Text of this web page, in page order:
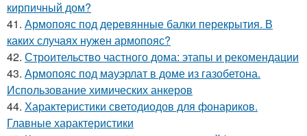
кирпичный дом?
41. Армопояс под деревянные балки перекрытия. В
каких случаях нужен армопояс?
42. Строительство частного дома: этапы и рекомендации
43. Армопояс под мауэрлат в доме из газобетона.
Использование химических анкеров
44. Характеристики светодиодов для фонариков.
Главные характеристики